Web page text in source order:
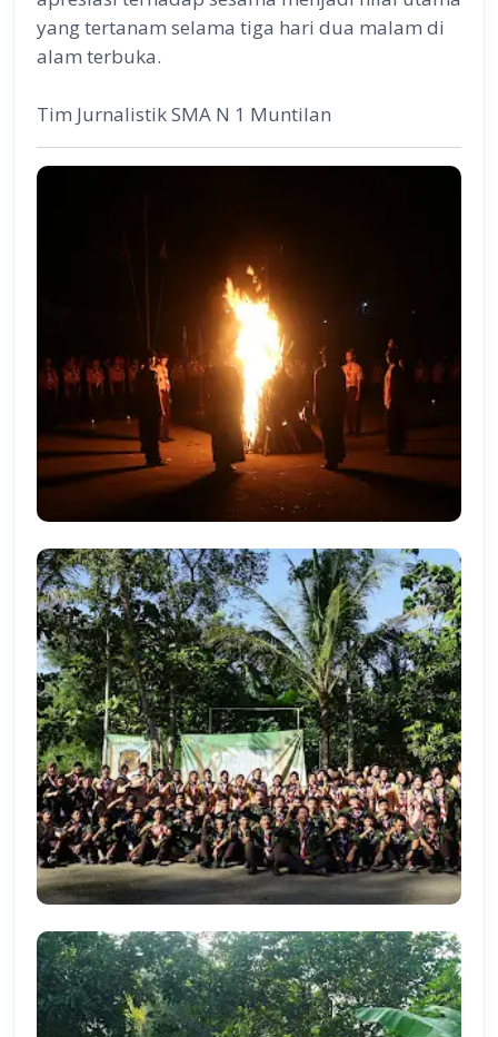
yang tertanam selama tiga hari dua malam di
alam terbuka.
Tim Jurnalistik SMA N 1 Muntilan